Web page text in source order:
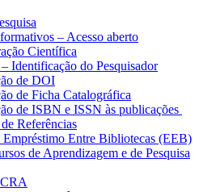
– Acesso aberto
Científica
Identificação do Pesquisador
de DOI
de Ficha Catalográfica
de ISBN e ISSN às publicações
Referências
Empréstimo Entre Bibliotecas (EEB)
de Aprendizagem e de Pesquisa